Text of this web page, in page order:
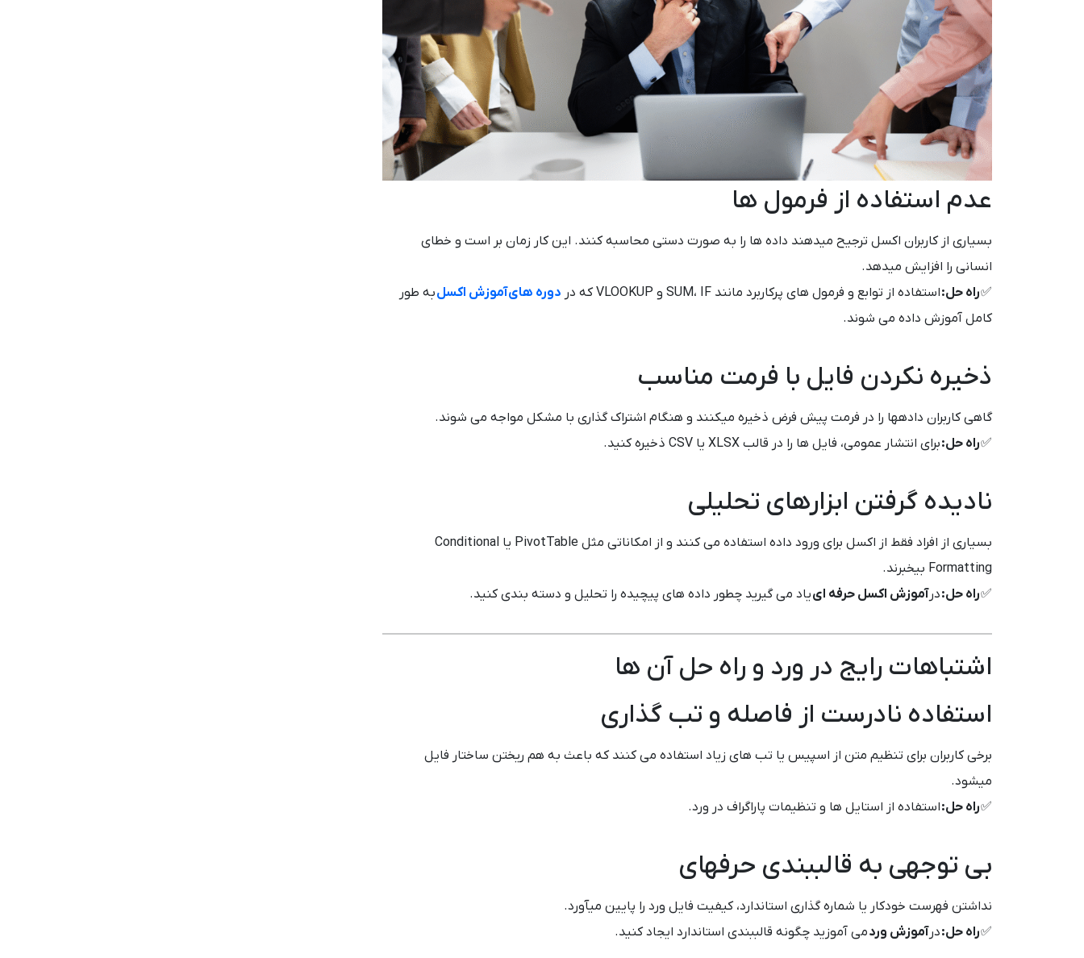
عدم استفاده از فرمول ها
بسیاری از کاربران اکسل ترجیح میدهند داده ها را به صورت دستی محاسبه کنند. این کار زمان بر است و خطای
انسانی را افزایش میدهد.
✅راه حل:استفاده از توابع و فرمول های پرکاربرد مانند SUM، IF و VLOOKUP که در دوره های آموزش اکسلبه طور
کامل آموزش داده می شوند.
ذخیره نکردن فایل با فرمت مناسب
گاهی کاربران دادهها را در فرمت پیش فرض ذخیره میکنند و هنگام اشتراک گذاری با مشکل مواجه می شوند.
✅راه حل:برای انتشار عمومی، فایل ها را در قالب XLSX یا CSV ذخیره کنید.
نادیده گرفتن ابزارهای تحلیلی
بسیاری از افراد فقط از اکسل برای ورود داده استفاده می کنند و از امکاناتی مثل PivotTable یا Conditional
Formatting بیخبرند.
✅راه حل:درآموزش اکسل حرفه اییاد می گیرید چطور داده های پیچیده را تحلیل و دسته بندی کنید.
اشتباهات رایج در ورد و راه حل آن ها
استفاده نادرست از فاصله و تب گذاری
برخی کاربران برای تنظیم متن از اسپیس یا تب های زیاد استفاده می کنند که باعث به هم ریختن ساختار فایل
میشود.
✅راه حل:استفاده از استایل ها و تنظیمات پاراگراف در ورد.
بی توجهی به قالببندی حرفهای
نداشتن فهرست خودکار یا شماره گذاری استاندارد، کیفیت فایل ورد را پایین میآورد.
✅راه حل:درآموزش وردمی آموزید چگونه قالببندی استاندارد ایجاد کنید.